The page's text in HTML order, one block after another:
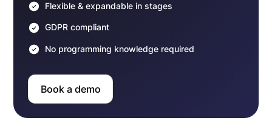
Flexible & expandable in stages
GDPR compliant
No programming knowledge required
Book a demo